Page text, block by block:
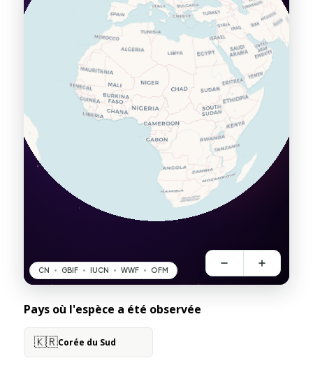
Pays où l'espèce a été observée
🇰🇷Corée du Sud